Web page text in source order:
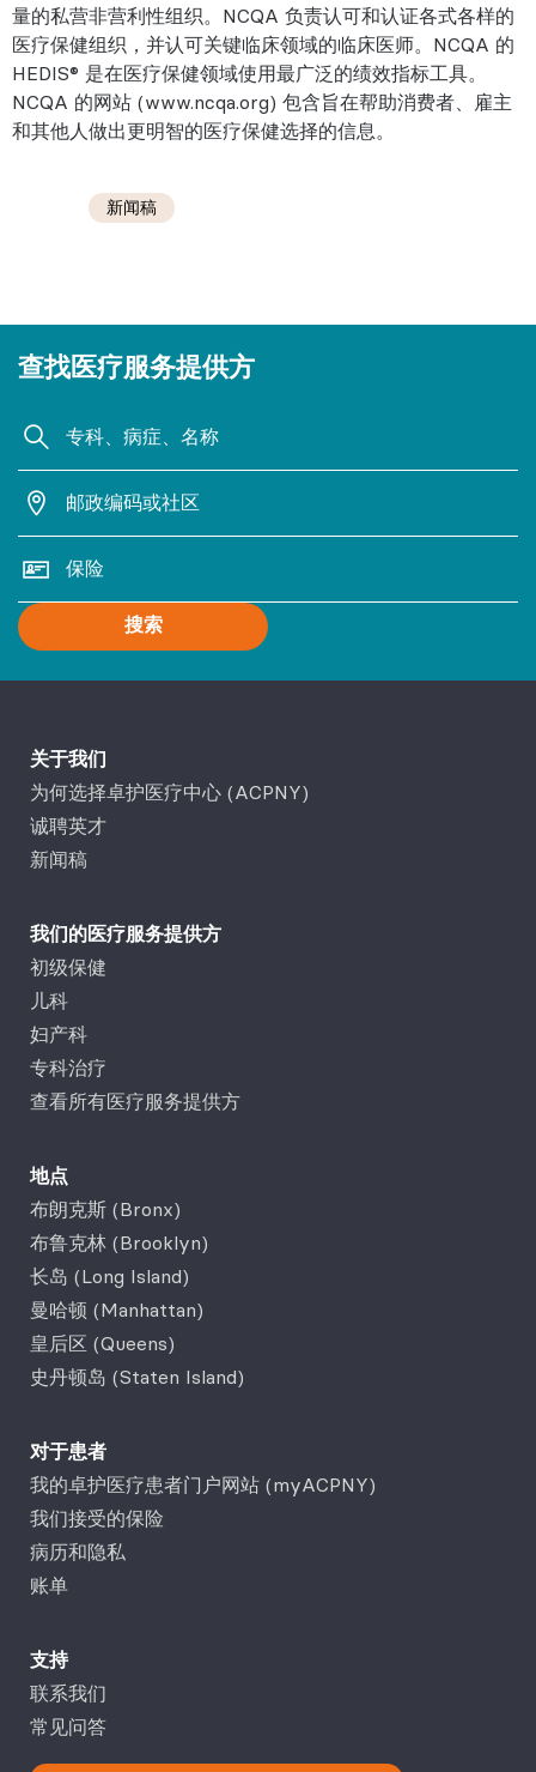
量的私营非营利性组织。NCQA 负责认可和认证各式各样的
医疗保健组织，并认可关键临床领域的临床医师。NCQA 的
HEDIS® 是在医疗保健领域使用最广泛的绩效指标工具。
NCQA 的网站 (www.ncqa.org) 包含旨在帮助消费者、雇主
和其他人做出更明智的医疗保健选择的信息。
新闻稿
查找医疗服务提供方
搜索
关于我们
为何选择卓护医疗中心 (ACPNY)
诚聘英才
新闻稿
我们的医疗服务提供方
初级保健
儿科
妇产科
专科治疗
查看所有医疗服务提供方
地点
布朗克斯 (Bronx)
布鲁克林 (Brooklyn)
长岛 (Long Island)
曼哈顿 (Manhattan)
皇后区 (Queens)
史丹顿岛 (Staten Island)
对于患者
我的卓护医疗患者门户网站 (myACPNY)
我们接受的保险
病历和隐私
账单
支持
联系我们
常见问答